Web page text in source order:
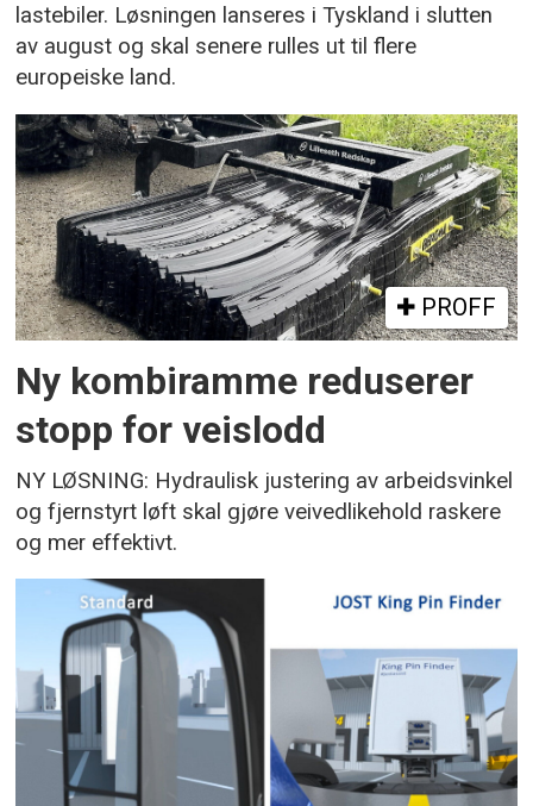
lastebiler. Løsningen lanseres i Tyskland i slutten
av august og skal senere rulles ut til flere
europeiske land.
PROFF
Ny kombiramme reduserer
stopp for veislodd
NY LØSNING: Hydraulisk justering av arbeidsvinkel
og fjernstyrt løft skal gjøre veivedlikehold raskere
og mer effektivt.